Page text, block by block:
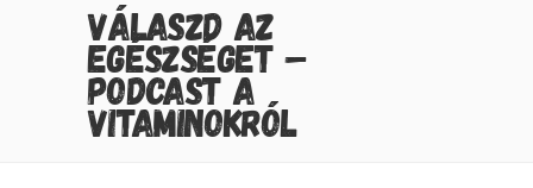
VÁLASZD AZ
EGÉSZSÉGET –
PODCAST A
VITAMINOKRÓL